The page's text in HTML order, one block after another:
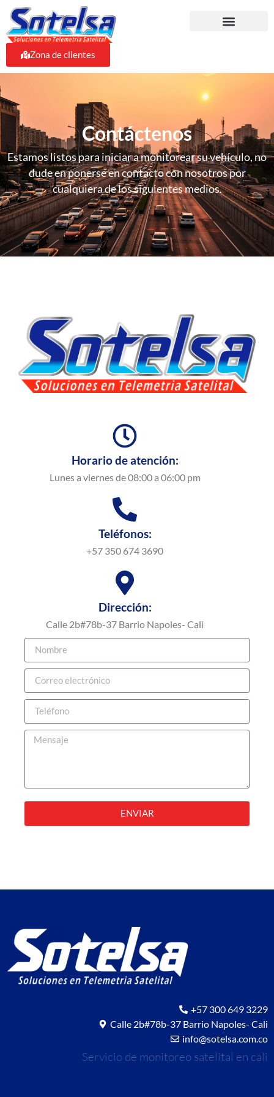
Zona de clientes
Contáctenos
Estamos listos para iniciar a monitorear su vehículo, no
dude en ponerse en contacto con nosotros por
cualquiera de los siguientes medios.
Horario de atención:
Lunes a viernes de 08:00 a 06:00 pm
Teléfonos:
+57 350 674 3690
Dirección:
Calle 2b#78b-37 Barrio Napoles- Cali
ENVIAR
+57 300 649 3229
Calle 2b#78b-37 Barrio Napoles- Cali
info@sotelsa.com.co
Servicio de monitoreo satelital en cali